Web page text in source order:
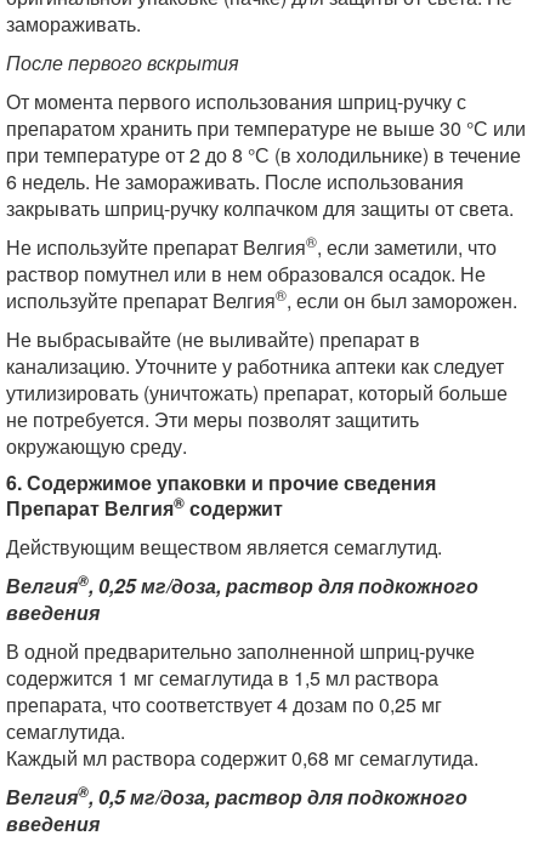
замораживать.
После первого вскрытия
От момента первого использования шприц-ручку с
препаратом хранить при температуре не выше 30 °С или
при температуре от 2 до 8 °С (в холодильнике) в течение
6 недель. Не замораживать. После использования
закрывать шприц-ручку колпачком для защиты от света.
Не используйте препарат Велгия®, если заметили, что
раствор помутнел или в нем образовался осадок. Не
используйте препарат Велгия®, если он был заморожен.
Не выбрасывайте (не выливайте) препарат в
канализацию. Уточните у работника аптеки как следует
утилизировать (уничтожать) препарат, который больше
не потребуется. Эти меры позволят защитить
окружающую среду.
6. Содержимое упаковки и прочие сведения
Препарат Велгия® содержит
Действующим веществом является семаглутид.
Велгия®, 0,25 мг/доза, раствор для подкожного
введения
В одной предварительно заполненной шприц-ручке
содержится 1 мг семаглутида в 1,5 мл раствора
препарата, что соответствует 4 дозам по 0,25 мг
семаглутида.
Каждый мл раствора содержит 0,68 мг семаглутида.
Велгия®, 0,5 мг/доза, раствор для подкожного
введения